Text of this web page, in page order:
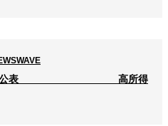
析結果を公表 高所得